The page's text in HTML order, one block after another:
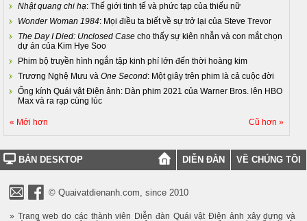
Nhật quang chi hạ: Thế giới tinh tế và phức tạp của thiếu nữ
Wonder Woman 1984: Mọi điều ta biết về sự trở lại của Steve Trevor
The Day I Died: Unclosed Case cho thấy sự kiên nhẫn và con mắt chọn
dự án của Kim Hye Soo
Phim bộ truyền hình ngắn tập kinh phí lớn đến thời hoàng kim
Trương Nghệ Mưu và One Second: Một giây trên phim là cả cuộc đời
Ống kính Quái vật Điện ảnh: Dàn phim 2021 của Warner Bros. lên HBO
Max và ra rạp cùng lúc
« Mới hơn Cũ hơn »
BẢN DESKTOP DIỄN ĐÀN VỀ CHÚNG TÔI
© Quaivatdienanh.com, since 2010
» Trang web do các thành viên Diễn đàn Quái vật Điện ảnh xây dựng và